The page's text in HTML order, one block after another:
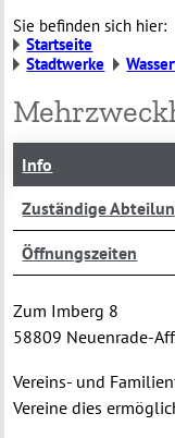
Sie befinden sich hier:
Startseite
Stadtwerke
Info
Zuständige
Öffnungszeiten
Zum Imberg 8
58809 Neuenrade-
Vereins- und
Vereine dies